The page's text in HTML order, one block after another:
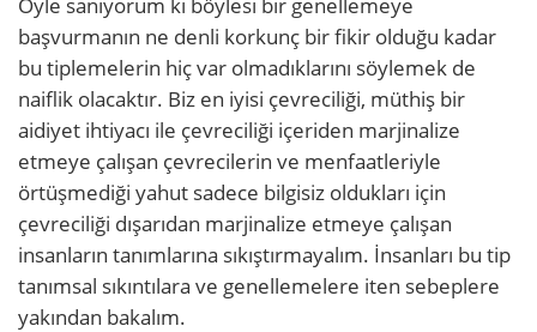
başvurmanın ne denli korkunç bir fikir olduğu kadar
bu tiplemelerin hiç var olmadıklarını söylemek de
naiflik olacaktır. Biz en iyisi çevreciliği, müthiş bir
aidiyet ihtiyacı ile çevreciliği içeriden marjinalize
etmeye çalışan çevrecilerin ve menfaatleriyle
örtüşmediği yahut sadece bilgisiz oldukları için
çevreciliği dışarıdan marjinalize etmeye çalışan
insanların tanımlarına sıkıştırmayalım. İnsanları bu tip
tanımsal sıkıntılara ve genellemelere iten sebeplere
yakından bakalım.